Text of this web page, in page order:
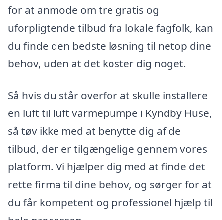
for at anmode om tre gratis og
uforpligtende tilbud fra lokale fagfolk, kan
du finde den bedste løsning til netop dine
behov, uden at det koster dig noget.
Så hvis du står overfor at skulle installere
en luft til luft varmepumpe i Kyndby Huse,
så tøv ikke med at benytte dig af de
tilbud, der er tilgængelige gennem vores
platform. Vi hjælper dig med at finde det
rette firma til dine behov, og sørger for at
du får kompetent og professionel hjælp til